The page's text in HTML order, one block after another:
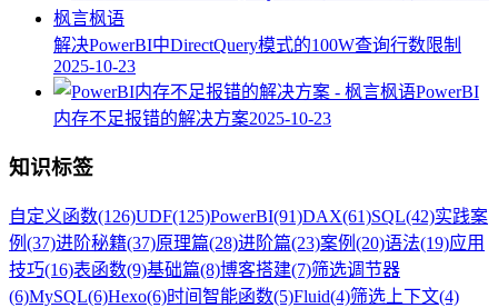
解决PowerBI中DirectQuery模式的100W查询行数限制
2025-10-23
PowerBI
内存不足报错的解决方案2025-10-23
知识标签
自定义函数(126)UDF(125)PowerBI(91)DAX(61)SQL(42)实践案
例 (37)进阶秘籍(37)原理篇(28)进阶篇(23)案例 (20)语法(19)应用
技巧(16)表函数(9)基础篇(8)博客搭建(7)筛选调节器
(6)MySQL(6)Hexo(6)时间智能函数(5)Fluid(4)筛选上下文(4)